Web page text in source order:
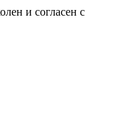
и согласен с